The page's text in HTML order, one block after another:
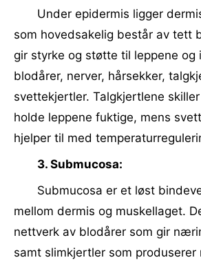
Under epidermis ligger
som hovedsakelig består av tett
gir styrke og støtte til leppene og
blodårer, nerver, hårsekker,
svettekjertler. Talgkjertlene
holde leppene fuktige, mens
hjelper til med
3. Submucosa:
Submucosa er et løst
mellom dermis og muskellaget.
nettverk av blodårer som gir
samt slimkjertler som produserer